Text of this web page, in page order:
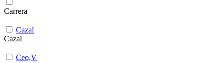
Carrera
Cazal
Cazal
Ceo,V